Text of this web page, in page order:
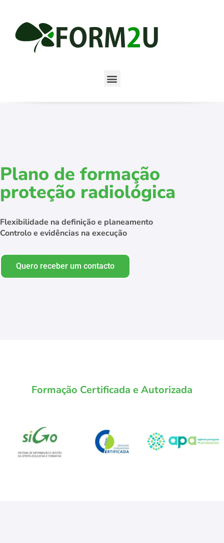
Plano de formação
proteção radiológica
Flexibilidade na definição e planeamento
Controlo e evidências na execução
Quero receber um contacto
Formação Certificada e Autorizada